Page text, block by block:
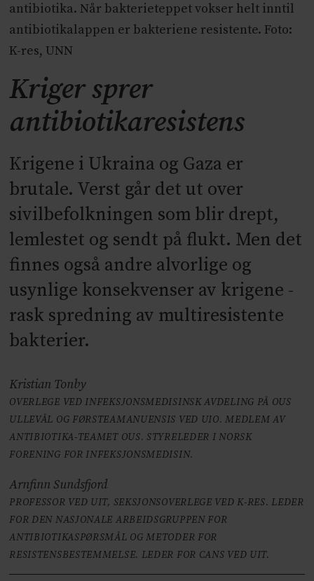
antibiotika. Når bakterieteppet vokser helt inntil
antibiotikalappen er bakteriene resistente. Foto:
K-res, UNN
Kriger sprer
antibiotikaresistens
Krigene i Ukraina og Gaza er
brutale. Verst går det ut over
sivilbefolkningen som blir drept,
lemlestet og sendt på flukt. Men det
finnes også andre alvorlige og
usynlige konsekvenser av krigene -
rask spredning av multiresistente
bakterier.
Kristian Tonby
OVERLEGE VED INFEKSJONSMEDISINSK AVDELING PÅ OUS
ULLEVÅL OG FØRSTEAMANUENSIS VED UIO. MEDLEM AV
ANTIBIOTIKA-TEAMET OUS. STYRELEDER I NORSK
FORENING FOR INFEKSJONSMEDISIN.
Arnfinn Sundsfjord
PROFESSOR VED UIT, SEKSJONSOVERLEGE VED K-RES. LEDER
FOR DEN NASJONALE ARBEIDSGRUPPEN FOR
ANTIBIOTIKASPØRSMÅL OG METODER FOR
RESISTENSBESTEMMELSE. LEDER FOR CANS VED UIT.